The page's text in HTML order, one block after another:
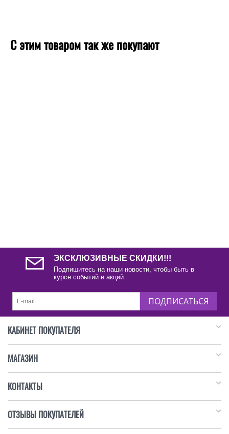
С этим товаром так же покупают
ЭКСКЛЮЗИВНЫЕ СКИДКИ!!!
Подпишитесь на наши новости, чтобы быть в
курсе событий и акций.
ПОДПИСАТЬСЯ
КАБИНЕТ ПОКУПАТЕЛЯ
МАГАЗИН
КОНТАКТЫ
ОТЗЫВЫ ПОКУПАТЕЛЕЙ